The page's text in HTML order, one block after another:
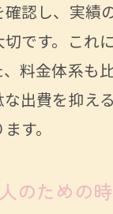
認し、実績
切です。これ
、料金体系も
出費を抑え
す。
のための